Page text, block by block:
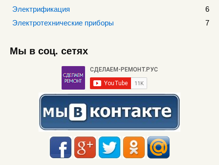
Электрификация
6
Электротехнические приборы
7
Мы в соц. сетях